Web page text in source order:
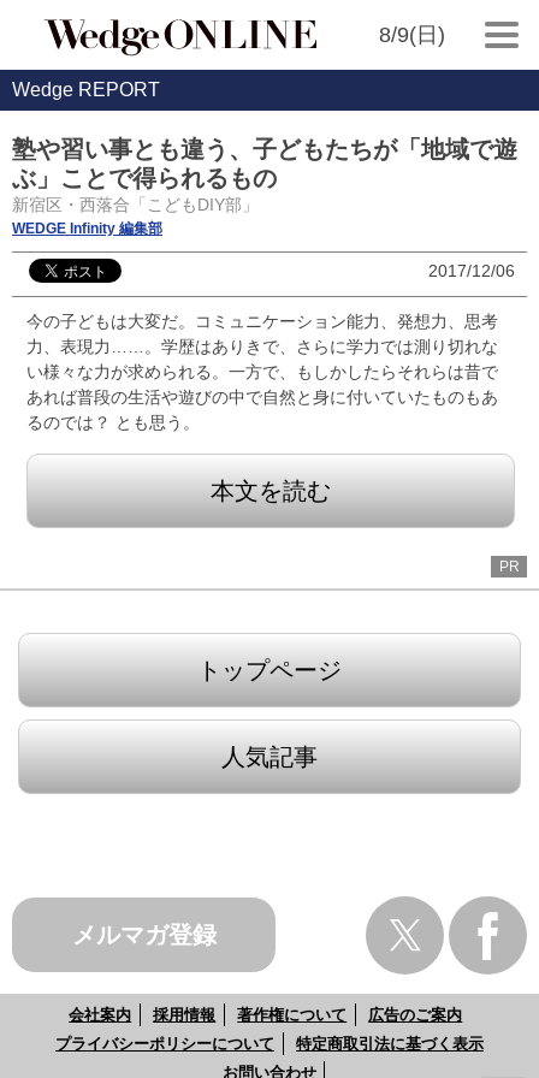
8/9(日)
Wedge REPORT
塾や習い事とも違う、子どもたちが「地域で遊
ぶ」ことで得られるもの
新宿区・西落合「こどもDIY部」
WEDGE Infinity 編集部
2017/12/06
今の子どもは大変だ。コミュニケーション能力、発想力、思考
力、表現力……。学歴はありきで、さらに学力では測り切れな
い様々な力が求められる。一方で、もしかしたらそれらは昔で
あれば普段の生活や遊びの中で自然と身に付いていたものもあ
るのでは？ とも思う。
本文を読む
PR
トップページ
人気記事
メルマガ登録
会社案内 採用情報 著作権について
広告のご案内
プライバシーポリシーについて
特定商取引法に基づく表示
お問い合わせ